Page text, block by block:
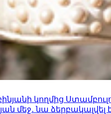
կողմից
մեջ․ նա ձերբակալվել է